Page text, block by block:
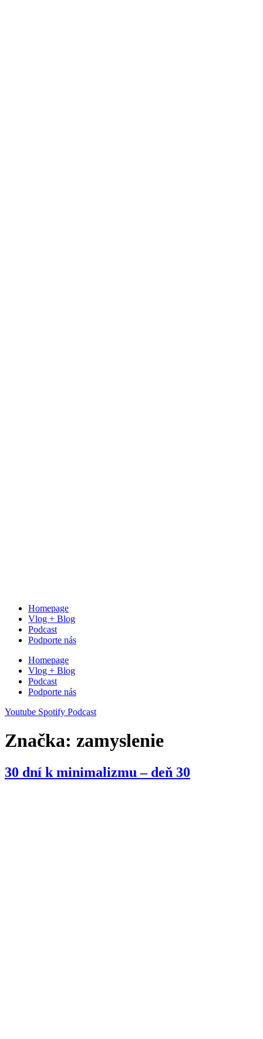
Homepage
Vlog + Blog
Podcast
Podporte nás
Homepage
Vlog + Blog
Podcast
Podporte nás
Youtube Spotify Podcast
Značka: zamyslenie
30 dní k minimalizmu – deň 30